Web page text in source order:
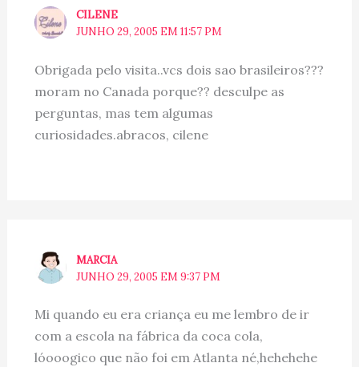
CILENE
JUNHO 29, 2005 EM 11:57 PM
Obrigada pelo visita..vcs dois sao brasileiros???
moram no Canada porque?? desculpe as
perguntas, mas tem algumas
curiosidades.abracos, cilene
MARCIA
JUNHO 29, 2005 EM 9:37 PM
Mi quando eu era criança eu me lembro de ir
com a escola na fábrica da coca cola,
lóooogico que não foi em Atlanta né,hehehehe